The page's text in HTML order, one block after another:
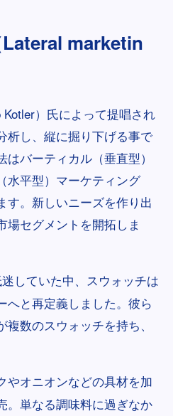
marketin
）氏によって提唱され
析し、縦に掘り下げる事で
バーティカル（垂直型）
水平型）マーケティング
す。新しいニーズを作り出
セグメントを開拓しま
していた中、スウォッチは
へと再定義しました。彼ら
数のスウォッチを持ち、
やオニオンなどの具材を加
。単なる調味料に過ぎなか